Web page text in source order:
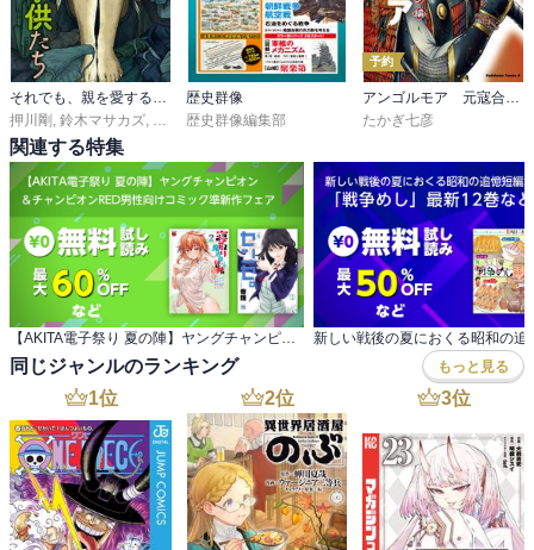
押川剛 鈴木マサカズ うえのともや
歴史群像
歴史群像編集部
予約
たかぎ七彦
関連する特集
同じジャンルのランキング もっと見る
1位 2位 3位